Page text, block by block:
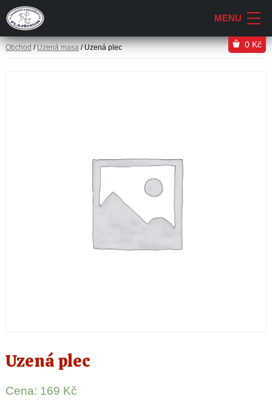
0 Kč
Obchod/Uzená masa/ Uzená plec
Uzená plec
Cena: 169 Kč